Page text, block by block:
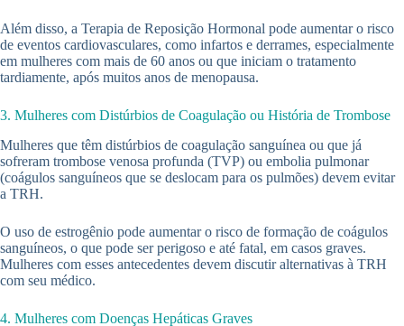
Além disso, a Terapia de Reposição Hormonal pode aumentar o risco
de eventos cardiovasculares, como infartos e derrames, especialmente
em mulheres com mais de 60 anos ou que iniciam o tratamento
tardiamente, após muitos anos de menopausa.
3. Mulheres com Distúrbios de Coagulação ou História de Trombose
Mulheres que têm distúrbios de coagulação sanguínea ou que já
sofreram trombose venosa profunda (TVP) ou embolia pulmonar
(coágulos sanguíneos que se deslocam para os pulmões) devem evitar
a TRH.
O uso de estrogênio pode aumentar o risco de formação de coágulos
sanguíneos, o que pode ser perigoso e até fatal, em casos graves.
Mulheres com esses antecedentes devem discutir alternativas à TRH
com seu médico.
4. Mulheres com Doenças Hepáticas Graves